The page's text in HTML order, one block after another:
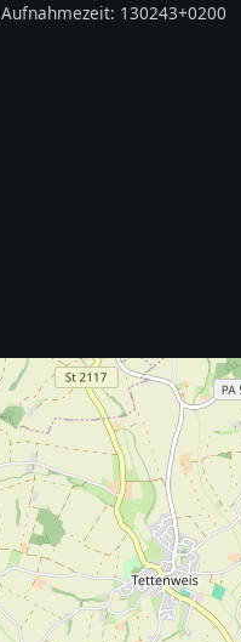
Aufnahmezeit: 130243+0200